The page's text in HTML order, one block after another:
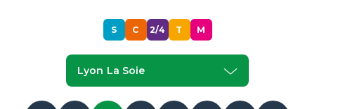
S C 2/4 T M
Lyon La Soie